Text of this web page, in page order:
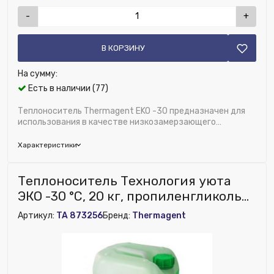
Есть в наличии (77)
Теплоноситель Thermagent EKO -30 предназначен для
использования в качестве низкозамерзающего
Характеристики
- +
В КОРЗИНУ
На сумму:
Бренд:
Глубина (мм):491
Исключить из публикации на веб-витрине mag1c:
Нет
400
Теплоноситель Технология уюта
ЭКО -30 °С, 20 кг, пропиленгликоль
Thermagent
Артикул: TA 873256Бренд: Thermagent